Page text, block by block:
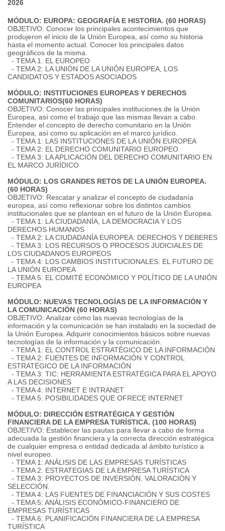
MÓDULO: EUROPA: GEOGRAFÍA E HISTORIA. (60 HORAS)
OBJETIVO: Conocer los principales acontecimientos que
produjeron el inicio de la Unión Europea, así como su historia
hasta el momento actual. Conocer los principales datos
geográficos de la misma.
- TEMA 1. EL EUROPEO
- TEMA 2: LA UNIÓN DE LA UNIÓN EUROPEA, LOS
CANDIDATOS Y ESTADOS ASOCIADOS
MÓDULO: INSTITUCIONES EUROPEAS Y DERECHOS
COMUNITARIOS(60 HORAS)
OBJETIVO: Conocer las principales instituciones de la Unión
Europea, así como el trabajo que las mismas llevan a cabo.
Entender el concepto de derecho comunitario en la Unión
Europea, así como su aplicación en el marco jurídico.
- TEMA 1: LAS INSTITUCIONES DE LA UNIÓN EUROPEA
- TEMA 2: EL DERECHO COMUNITARIO EUROPEO
- TEMA 3: LA APLICACIÓN DEL DERECHO COMUNITARIO EN
EL MARCO JURÍDICO
MÓDULO: LOS GRANDES RETOS DE LA UNIÓN EUROPEA.
(60 HORAS)
OBJETIVO: Rescatar y analizar el concepto de ciudadanía
europea, así como reflexionar sobre los distintos cambios
institucionales que se plantean en el futuro de la Unión Europea.
- TEMA 1: LA CIUDADANÍA, LA DEMOCRACIA Y LOS
DERECHOS HUMANOS
- TEMA 2: LA CIUDADANÍA EUROPEA: DERECHOS Y DEBERES
- TEMA 3: LOS RECURSOS O PROCESOS JUDICIALES DE
LOS CIUDADANOS EUROPEOS
- TEMA 4: LOS CAMBIOS INSTITUCIONALES: EL FUTURO DE
LA UNIÓN EUROPEA
- TEMA 5: EL COMITÉ ECONÓMICO Y POLÍTICO DE LA UNIÓN
EUROPEA
MÓDULO: NUEVAS TECNOLOGÍAS DE LA INFORMACIÓN Y
LA COMUNICACIÓN (60 HORAS)
OBJETIVO: Analizar cómo las nuevas tecnologías de la
información y la comunicación se han instalado en la sociedad de
la Unión Europea. Adquirir conocimientos básicos sobre nuevas
tecnologías de la información y la comunicación.
- TEMA 1: EL CONTROL ESTRATÉGICO DE LA INFORMACIÓN
- TEMA 2: FUENTES DE INFORMACIÓN Y CONTROL
ESTRATÉGICO DE LA INFORMACIÓN
- TEMA 3: TIC: HERRAMIENTA ESTRATÉGICA PARA EL APOYO
A LAS DECISIONES
- TEMA 4: INTERNET E INTRANET
- TEMA 5: POSIBILIDADES QUE OFRECE INTERNET
MÓDULO: DIRECCIÓN ESTRATÉGICA Y GESTIÓN
FINANCIERA DE LA EMPRESA TURÍSTICA. (100 HORAS)
OBJETIVO: Establecer las pautas para llevar a cabo de forma
adecuada la gestión financiera y la correcta dirección estratégica
de cualquier empresa o entidad dedicada al ámbito turístico a
nivel europeo.
- TEMA 1: ANÁLISIS DE LAS EMPRESAS TURÍSTICAS
- TEMA 2: ESTRATEGIAS DE LA EMPRESA TURÍSTICA
- TEMA 3: PROYECTOS DE INVERSIÓN. VALORACIÓN Y
SELECCIÓN.
- TEMA 4: LAS FUENTES DE FINANCIACIÓN Y SUS COSTES
- TEMA 5: ANÁLISIS ECONÓMICO-FINANCIERO DE
EMPRESAS TURÍSTICAS
- TEMA 6: PLANIFICACIÓN FINANCIERA DE LA EMPRESA
TURÍSTICA